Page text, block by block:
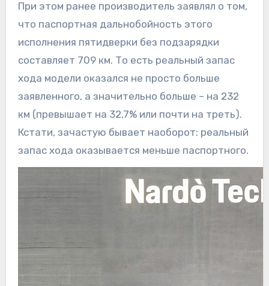
При этом ранее производитель заявлял о том,
что паспортная дальнобойность этого
исполнения пятидверки без подзарядки
составляет 709 км. То есть реальный запас
хода модели оказался не просто больше
заявленного, а значительно больше – на 232
км (превышает на 32,7% или почти на треть).
Кстати, зачастую бывает наоборот: реальный
запас хода оказывается меньше паспортного.